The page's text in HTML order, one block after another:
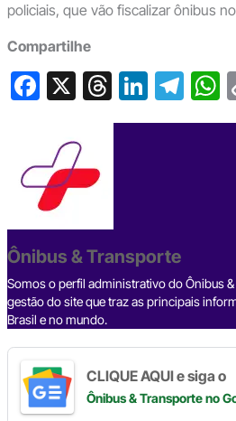
policiais, que vão fiscalizar ônibus
Compartilhe
F
e
b
o
o
k
X T
hr
s
Li
n
T
el h
Ônibus & Transporte
Somos o perfil administrativo do Ônibus
gestão do site que traz as principais
Brasil e no mundo.
CLIQUE AQUI e siga o
Ônibus & Transporteno